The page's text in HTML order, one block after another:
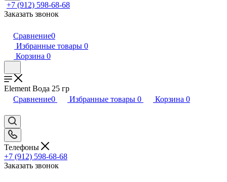
+7 (912) 598-68-68
Заказать звонок
Сравнение0
Избранные товары 0
Корзина 0
Element Вода 25 гр
Сравнение0 Избранные товары 0 Корзина 0
Телефоны
+7 (912) 598-68-68
Заказать звонок